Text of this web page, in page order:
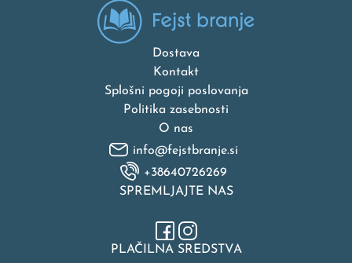
Dostava
Kontakt
Splošni pogoji poslovanja
Politika zasebnosti
O nas
info@fejstbranje.si
+38640726269
SPREMLJAJTE NAS
PLAČILNA SREDSTVA